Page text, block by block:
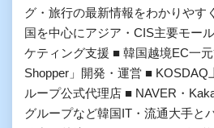
グ・旅行の最新情報をわかりやす
国を中心にアジア・CIS主要モー
ケティング支援 ■ 韓国越境EC一
Shopper」開発・運営 ■ KOSDAQ
ループ公式代理店 ■ NAVER・
グループなど韓国IT・流通大手と